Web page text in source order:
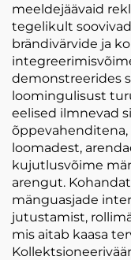
meeldejäävaid
tegelikult
brändivärvide ja
demonstreerides
loomingulisust
eelised ilmnevad
õppevahenditena,
loomadest,
kujutlusvõime
arengut.
mänguasjade
jutustamist,
mis aitab kaasa